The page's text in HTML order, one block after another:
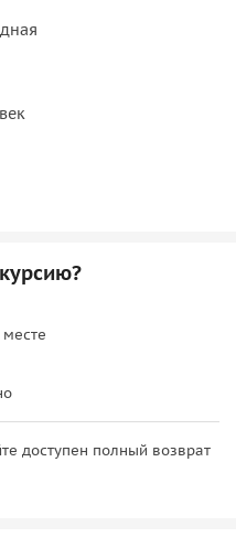
доступен полный возврат